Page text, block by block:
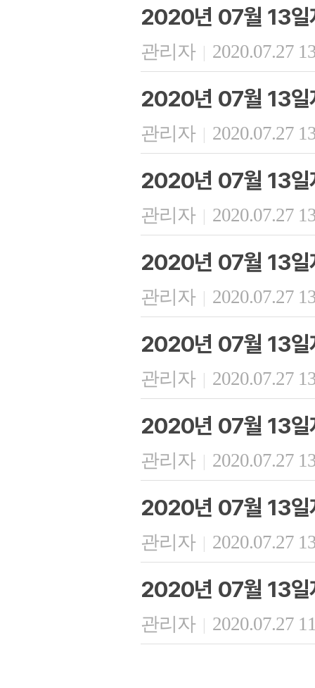
2020년 07월 13일
관리자 | 2020.07.27
2020년 07월 13일
관리자 | 2020.07.27
2020년 07월 13일
관리자 | 2020.07.27
2020년 07월 13일
관리자 | 2020.07.27
2020년 07월 13일
관리자 | 2020.07.27
2020년 07월 13일
관리자 | 2020.07.27
2020년 07월 13일
관리자 | 2020.07.27
2020년 07월 13일
관리자 | 2020.07.27